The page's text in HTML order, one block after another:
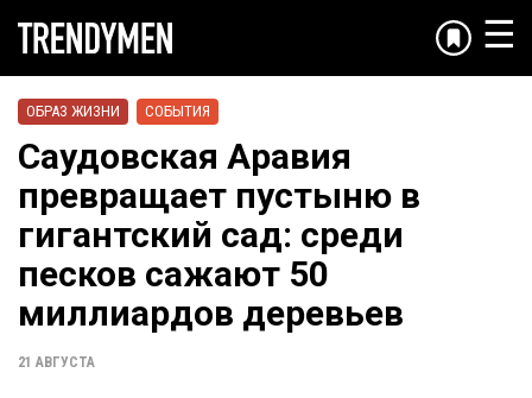
☰
ОБРАЗ ЖИЗНИ СОБЫТИЯ
Саудовская Аравия
превращает пустыню в
гигантский сад: среди
песков сажают 50
миллиардов деревьев
21 АВГУСТА